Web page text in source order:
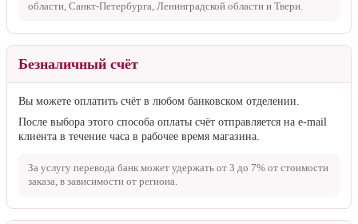
области, Санкт-Петербурга, Ленинградской области и Твери.
Безналичный счёт
Вы можете оплатить счёт в любом банковском отделении.
После выбора этого способа оплаты счёт отправляется на e-mail
клиента в течение часа в рабочее время магазина.
За услугу перевода банк может удержать от 3 до 7% от стоимости
заказа, в зависимости от региона.